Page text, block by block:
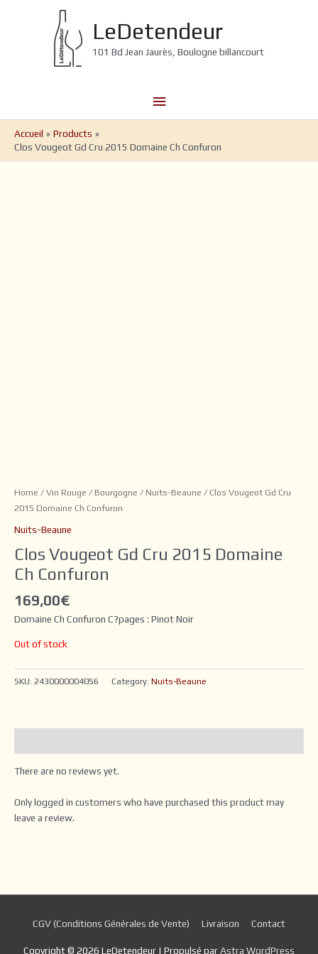
LeDetendeur
101 Bd Jean Jaurès, Boulogne billancourt
Menu
Accueil
Products
Clos Vougeot Gd Cru 2015 Domaine Ch Confuron
Home / Vin Rouge / Bourgogne / Nuits-Beaune / Clos Vougeot Gd Cru
2015 Domaine Ch Confuron
Nuits-Beaune
Clos Vougeot Gd Cru 2015 Domaine
Ch Confuron
169,00€
Domaine Ch Confuron C?pages : Pinot Noir
Out of stock
SKU: 2430000004056 Category: Nuits-Beaune
There are no reviews yet.
Only logged in customers who have purchased this product may
leave a review.
CGV (Conditions Générales de Vente) Livraison Contact
Copyright © 2026 LeDetendeur | Propulsé parAstra WordPress